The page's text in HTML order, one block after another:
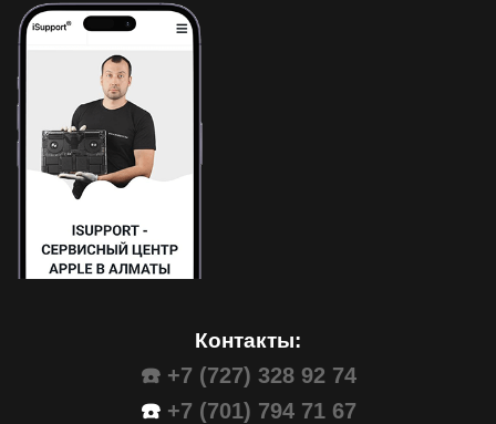
Контакты:
☎️ +7 (727) 328 92 74
☎️ +7 (701) 794 71 67